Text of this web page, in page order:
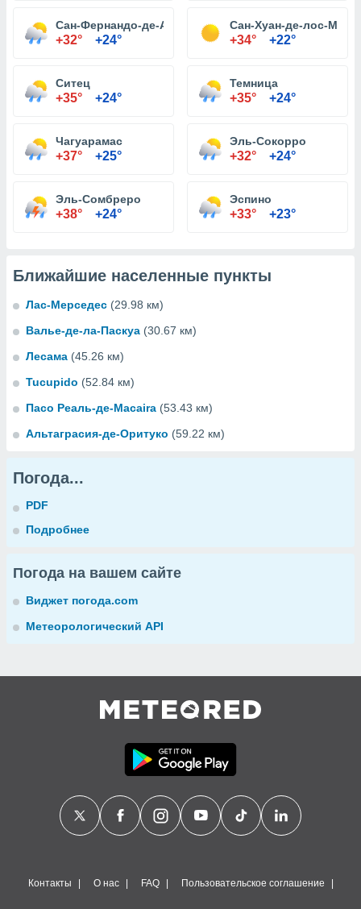
Сан-Фернандо-де-Апуре
+32° +24°
Сан-Хуан-де-лос-
+34° +22°
Ситец
+35° +24°
Темница
+35° +24°
Чагуарамас
+37° +25°
Эль-Сокорро
+32° +24°
Эль-Сомбреро
+38° +24°
Эспино
+33° +23°
Ближайшие населенные пункты
Лас-Мерседес (29.98 км)
Валье-де-ла-Паскуа (30.67 км)
Лесама (45.26 км)
Tucupido (52.84 км)
Пасо Реаль-де-Macaira (53.43 км)
Альтаграсия-де-Оритуко (59.22 км)
Погода...
PDF
Подробнее
Погода на вашем сайте
Виджет погода.com
Метеорологический API
Контакты О нас FAQ Пользовательское соглашение